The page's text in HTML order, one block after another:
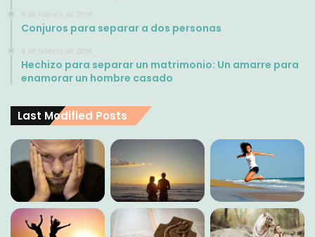
8 de febrero de 2016
Conjuros para separar a dos personas
8 de febrero de 2016
Hechizo para separar un matrimonio: Un amarre para
enamorar un hombre casado
Last Modified Posts